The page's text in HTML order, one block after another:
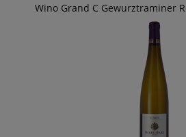
Wino Grand C Gewurztraminer